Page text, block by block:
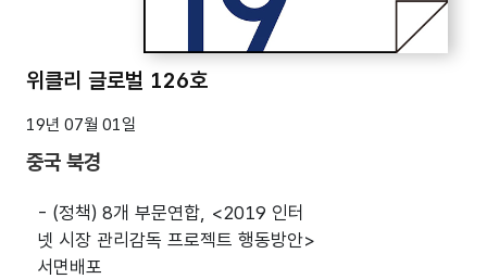
위클리 글로벌 126호
19년 07월 01일
중국 북경
- (정책) 8개 부문연합, <2019 인터
넷 시장 관리감독 프로젝트 행동방안>
서면배포